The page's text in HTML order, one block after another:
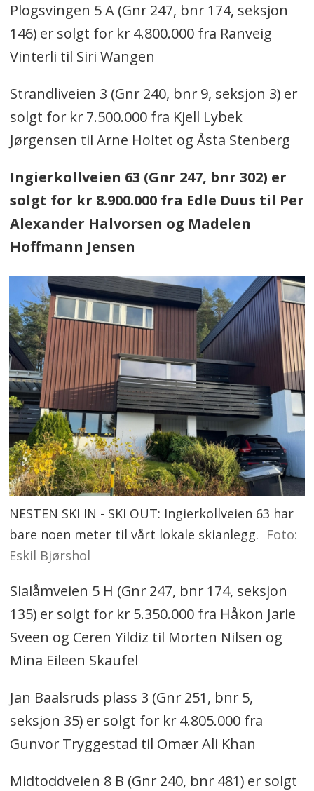
Plogsvingen 5 A (Gnr 247, bnr 174, seksjon
146) er solgt for kr 4.800.000 fra Ranveig
Vinterli til Siri Wangen
Strandliveien 3 (Gnr 240, bnr 9, seksjon 3) er
solgt for kr 7.500.000 fra Kjell Lybek
Jørgensen til Arne Holtet og Åsta Stenberg
Ingierkollveien 63 (Gnr 247, bnr 302) er
solgt for kr 8.900.000 fra Edle Duus til Per
Alexander Halvorsen og Madelen
Hoffmann Jensen
NESTEN SKI IN - SKI OUT: Ingierkollveien 63 har
bare noen meter til vårt lokale skianlegg. Foto:
Eskil Bjørshol
Slalåmveien 5 H (Gnr 247, bnr 174, seksjon
135) er solgt for kr 5.350.000 fra Håkon Jarle
Sveen og Ceren Yildiz til Morten Nilsen og
Mina Eileen Skaufel
Jan Baalsruds plass 3 (Gnr 251, bnr 5,
seksjon 35) er solgt for kr 4.805.000 fra
Gunvor Tryggestad til Omær Ali Khan
Midtoddveien 8 B (Gnr 240, bnr 481) er solgt